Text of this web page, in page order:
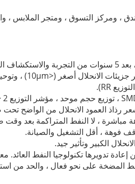
، ومركز التسوق ، ومتجر الملابس ،